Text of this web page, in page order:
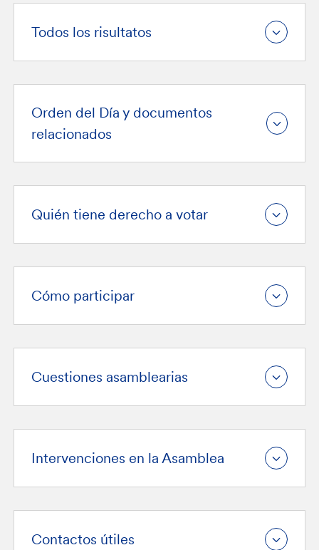
Todos los risultatos
Orden del Día y documentos
relacionados
Quién tiene derecho a votar
Cómo participar
Cuestiones asamblearias
Intervenciones en la Asamblea
Contactos útiles